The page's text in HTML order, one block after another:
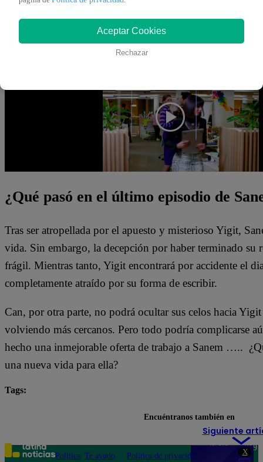
X
Lamentablemente se verá opacada por un grave
Además, en el avance del episodio se ve cómo Emre
¿Qué pasó en el último episodio de
Tras ser atropellada por el apuesto y misterioso Yigit,
vida. Sin embargo, la decepción por haber terminado su
frágil. Mientras tanto, Yigit encontrará por accidente el
completamente atraído por su forma de escribir.
Can, por otra parte, no podrá ocultar sus celos hacia
volviendo más cercanos. Pero todo podría complicarse
hecho una inmejorable oferta de trabajo a Sanem …..
una nueva vida para ella?
Tags:
Siguiente
Aceptar Cookies
Rechazar
Encuéntranos también en
Política Te ayudo
Política de privacidad
Teléfono: 219